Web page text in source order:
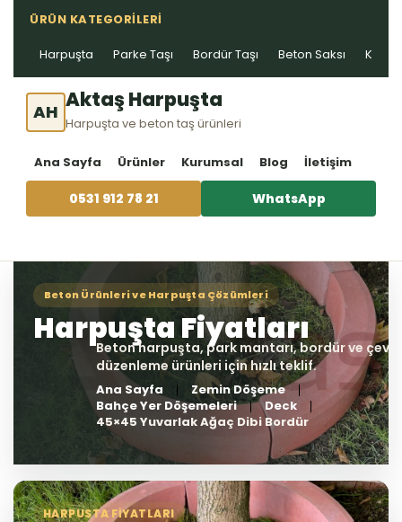
ÜRÜN KATEGORILERI
Harpuşta Parke Taşı Bordür Taşı Beton Saksı Kablo
AH Aktaş Harpuşta
Harpuşta ve beton taş ürünleri
Ana Sayfa Ürünler Kurumsal Blog İletişim
0531 912 78 21 WhatsApp
Ana Sayfa
Zemin Döşeme
Bahçe Yer Döşemeleri
Deck
45×45 Yuvarlak Ağaç Dibi Bordür
HARPUSTA FIYATLARI